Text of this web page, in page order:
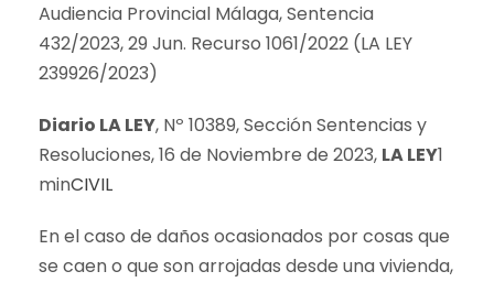
Audiencia Provincial Málaga, Sentencia
432/2023, 29 Jun. Recurso 1061/2022 (LA LEY
239926/2023)
Diario LA LEY, Nº 10389, Sección Sentencias y
Resoluciones, 16 de Noviembre de 2023, LA LEY1
minCIVIL
En el caso de daños ocasionados por cosas que
se caen o que son arrojadas desde una vivienda,